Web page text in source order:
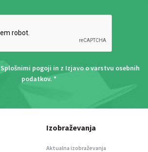
Splošnimi pogoji in z Izjavo o varstvu osebnih
podatkov. *
Izobraževanja
Aktualna izobraževanja